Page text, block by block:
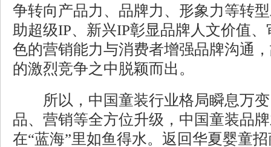
争转向产品力、品牌力、形象力等转
助超级IP、新兴IP彰显品牌人文价值
色的营销能力与消费者增强品牌沟通
的激烈竞争之中脱颖而出。
所以，中国童装行业格局瞬息万变
品、营销等全方位升级，中国童装品
在“蓝海”里如鱼得水。返回 华夏婴童